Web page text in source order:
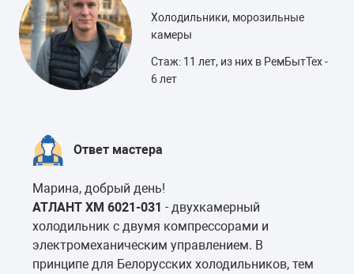
Холодильники, морозильные
камеры
Стаж: 11 лет, из них в РемБытТех -
6 лет
Ответ мастера
Марина, добрый день!
АТЛАНТ ХМ 6021-031 - двухкамерный
холодильник с двумя компрессорами и
электромеханическим управлением. В
принципе для Белорусских холодильников, тем